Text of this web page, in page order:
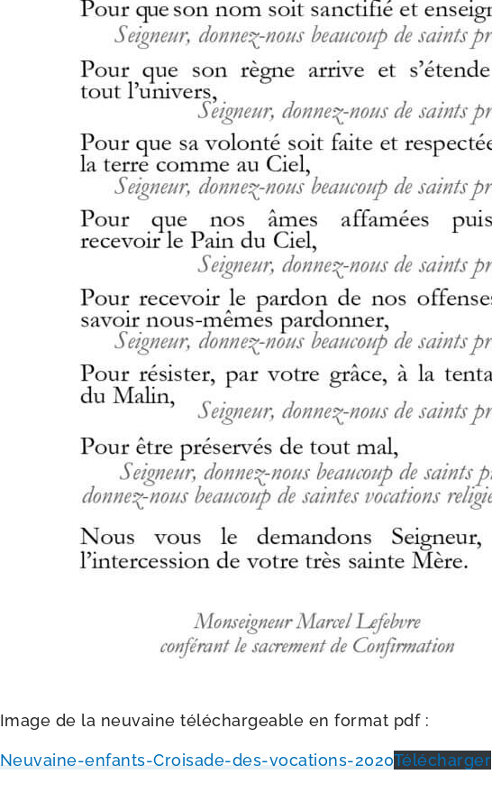
Image de la neu­vaine télé­char­geable en for­mat pdf :
Neuvaine-​enfants-​Croisade-​des-​vocations-​2020Télécharger